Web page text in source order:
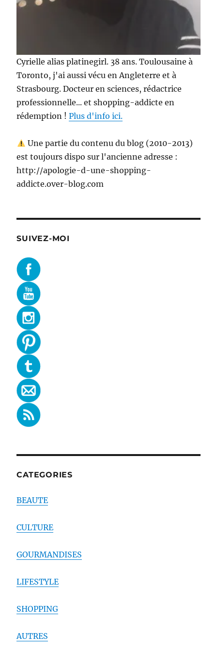
Cyrielle alias platinegirl. 38 ans. Toulousaine à
Toronto, j'ai aussi vécu en Angleterre et à
Strasbourg. Docteur en sciences, rédactrice
professionnelle... et shopping-addicte en
rédemption !Plus d'info ici.
Une partie du contenu du blog (2010-2013)
est toujours dispo sur l'ancienne adresse :
http://apologie-d-une-shopping-
addicte.over-blog.com
SUIVEZ-MOI
CATEGORIES
BEAUTE
CULTURE
GOURMANDISES
LIFESTYLE
SHOPPING
AUTRES